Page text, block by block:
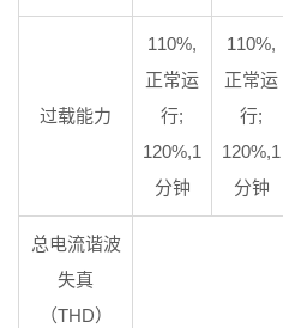
过载能力
110%,
正常运
行;
120%,1
分钟
110%,
正常运
行;
120%,1
分钟
总电流谐波
失真
（THD）